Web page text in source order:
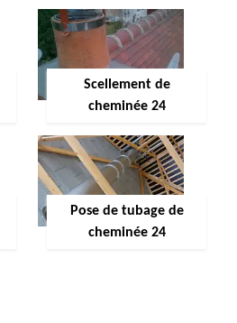
Scellement de
cheminée 24
Pose de tubage de
cheminée 24